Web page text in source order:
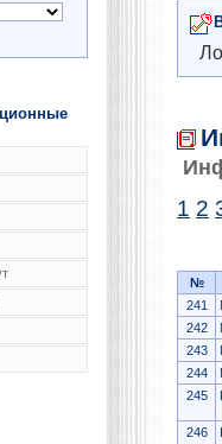
1 2
№
241
242
243
244
245
246